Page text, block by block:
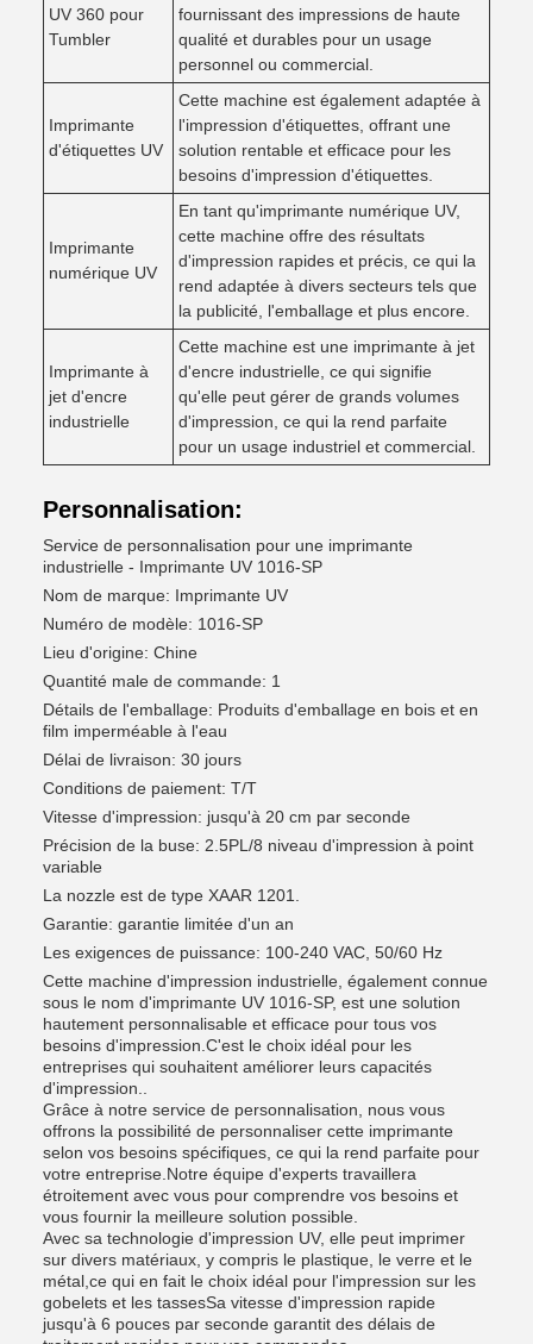
UV 360 pour
Tumbler
fournissant des impressions de haute
qualité et durables pour un usage
personnel ou commercial.
Imprimante
d'étiquettes UV
Cette machine est également adaptée à
l'impression d'étiquettes, offrant une
solution rentable et efficace pour les
besoins d'impression d'étiquettes.
Imprimante
numérique UV
En tant qu'imprimante numérique UV,
cette machine offre des résultats
d'impression rapides et précis, ce qui la
rend adaptée à divers secteurs tels que
la publicité, l'emballage et plus encore.
Imprimante à
jet d'encre
industrielle
Cette machine est une imprimante à jet
d'encre industrielle, ce qui signifie
qu'elle peut gérer de grands volumes
d'impression, ce qui la rend parfaite
pour un usage industriel et commercial.
Personnalisation:
Service de personnalisation pour une imprimante
industrielle - Imprimante UV 1016-SP
Nom de marque: Imprimante UV
Numéro de modèle: 1016-SP
Lieu d'origine: Chine
Quantité male de commande: 1
Détails de l'emballage: Produits d'emballage en bois et en
film imperméable à l'eau
Délai de livraison: 30 jours
Conditions de paiement: T/T
Vitesse d'impression: jusqu'à 20 cm par seconde
Précision de la buse: 2.5PL/8 niveau d'impression à point
variable
La nozzle est de type XAAR 1201.
Garantie: garantie limitée d'un an
Les exigences de puissance: 100-240 VAC, 50/60 Hz
Cette machine d'impression industrielle, également connue
sous le nom d'imprimante UV 1016-SP, est une solution
hautement personnalisable et efficace pour tous vos
besoins d'impression.C'est le choix idéal pour les
entreprises qui souhaitent améliorer leurs capacités
d'impression..
Grâce à notre service de personnalisation, nous vous
offrons la possibilité de personnaliser cette imprimante
selon vos besoins spécifiques, ce qui la rend parfaite pour
votre entreprise.Notre équipe d'experts travaillera
étroitement avec vous pour comprendre vos besoins et
vous fournir la meilleure solution possible.
Avec sa technologie d'impression UV, elle peut imprimer
sur divers matériaux, y compris le plastique, le verre et le
métal,ce qui en fait le choix idéal pour l'impression sur les
gobelets et les tassesSa vitesse d'impression rapide
jusqu'à 6 pouces par seconde garantit des délais de